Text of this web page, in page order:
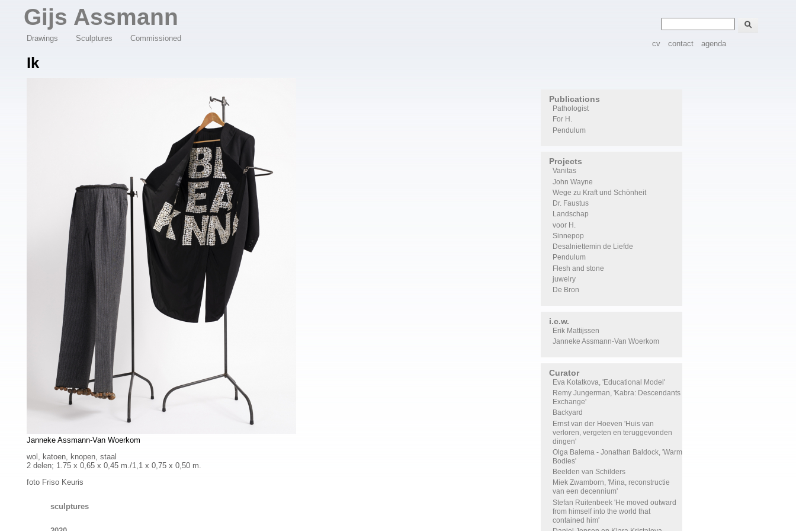
Gijs Assmann
Drawings Sculptures Commissioned
cv contact agenda
Zoekveld
Zoeken
Ik
Janneke Assmann-Van Woerkom
wol, katoen, knopen, staal
2 delen; 1.75 x 0,65 x 0,45 m./1,1 x 0,75 x 0,50 m.
foto Friso Keuris
sculptures
Publications
Pathologist
For H.
Pendulum
Projects
Vanitas
John Wayne
Wege zu Kraft und Schönheit
Dr. Faustus
Landschap
voor H.
Sinnepop
Desalniettemin de Liefde
Pendulum
Flesh and stone
juwelry
De Bron
i.c.w.
Erik Mattijssen
Janneke Assmann-Van Woerkom
Curator
Eva Kotatkova, 'Educational Model'
Remy Jungerman, 'Kabra: Descendants
Exchange'
Backyard
Ernst van der Hoeven 'Huis van
verloren, vergeten en teruggevonden
dingen'
Olga Balema - Jonathan Baldock, 'Warm
Bodies'
Beelden van Schilders
Miek Zwamborn, 'Mina, reconstructie
van een decennium'
Stefan Ruitenbeek 'He moved outward
from himself into the world that
contained him'